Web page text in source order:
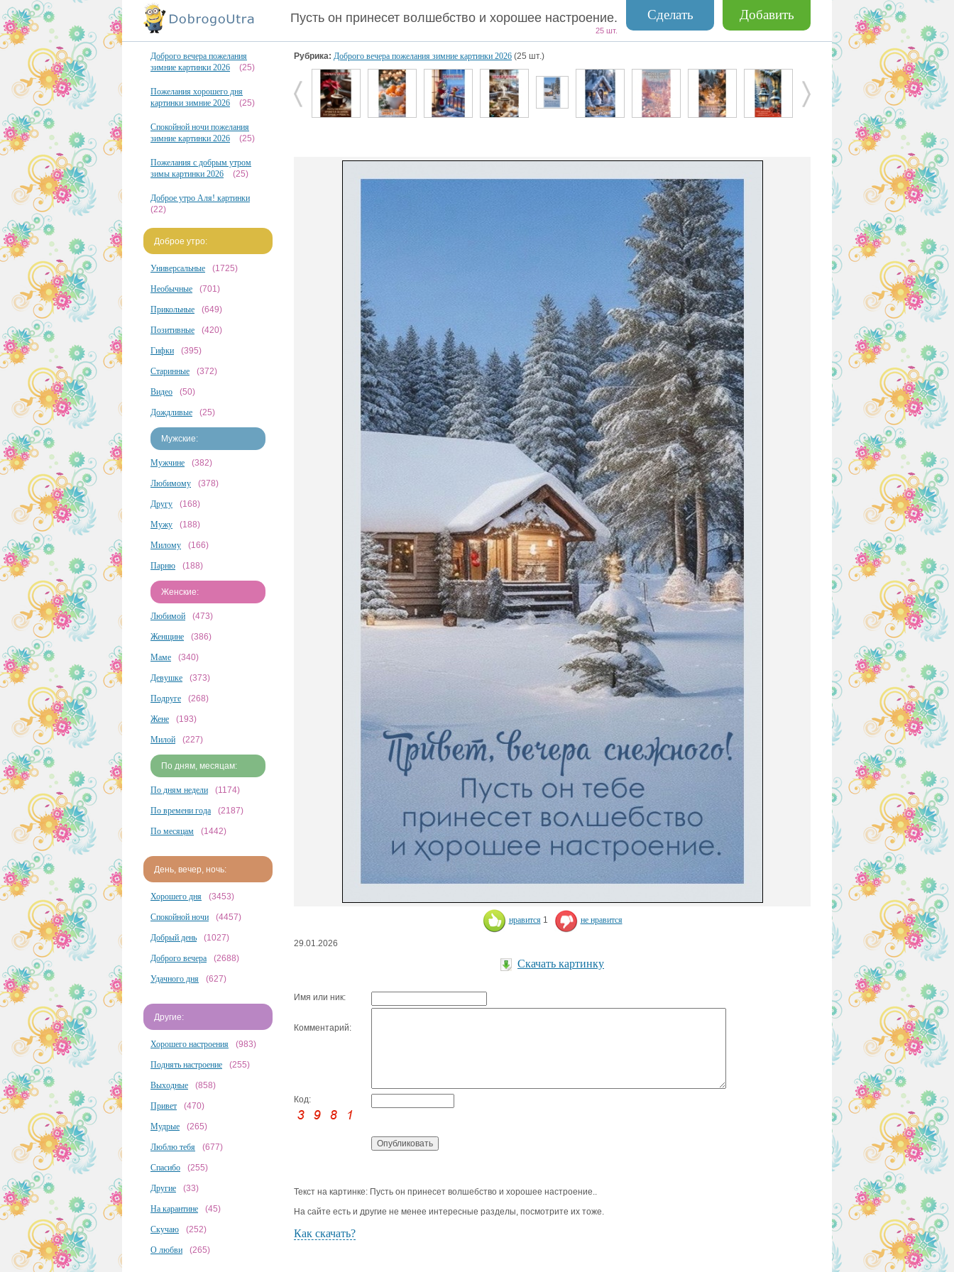
Добавить
Сделать
Пусть он принесет волшебство и хорошее настроение.
25 шт.
Доброго вечера пожелания
зимние картинки 2026
(25)
Пожелания хорошего дня
картинки зимние 2026
(25)
Спокойной ночи пожелания
зимние картинки 2026
(25)
Пожелания с добрым утром
зимы картинки 2026
(25)
Доброе утро Аля! картинки
(22)
Доброе утро:
Универсальные (1725)
Необычные (701)
Прикольные (649)
Позитивные (420)
Гифки (395)
Старинные (372)
Видео (50)
Дождливые (25)
Мужские:
Мужчине (382)
Любимому (378)
Другу (168)
Мужу (188)
Милому (166)
Парню (188)
Женские:
Любимой (473)
Женщине (386)
Маме (340)
Девушке (373)
Подруге (268)
Жене (193)
Милой (227)
По дням, месяцам:
По дням недели (1174)
По времени года (2187)
По месяцам (1442)
День, вечер, ночь:
Хорошего дня (3453)
Спокойной ночи (4457)
Добрый день (1027)
Доброго вечера (2688)
Удачного дня (627)
Другие:
Хорошего настроения (983)
Поднять настроение (255)
Выходные (858)
Привет (470)
Мудрые (265)
Люблю тебя (677)
Спасибо (255)
Другие (33)
На карантине (45)
Скучаю (252)
О любви (265)
Рубрика: Доброго вечера пожелания зимние картинки 2026 (25 шт.)
нравится 1 не нравится
29.01.2026
Скачать картинку
Имя или ник:
Комментарий:
Код:
Текст на картинке: Пусть он принесет волшебство и хорошее настроение..
На сайте есть и другие не менее интересные разделы, посмотрите их тоже.
Как скачать?